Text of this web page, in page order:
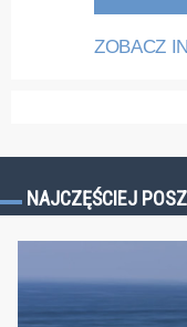
ZOBACZ
NAJCZĘŚCIEJ